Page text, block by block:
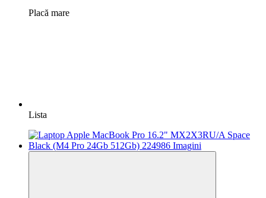
Placă mare
Lista